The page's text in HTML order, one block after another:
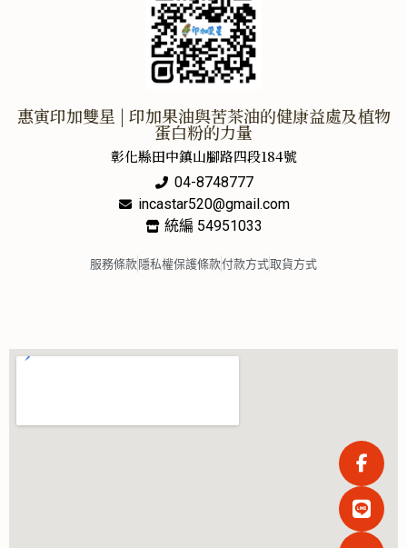
惠寅印加雙星 | 印加果油與苦茶油的健康益處及植物
蛋白粉的力量
彰化縣田中鎮山腳路四段184號
04-8748777
incastar520@gmail.com
統編 54951033
服務條款隱私權保護條款付款方式取貨方式